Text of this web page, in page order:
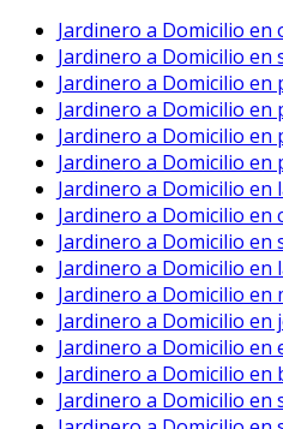
Jardinero a Domicilio en
Jardinero a Domicilio en
Jardinero a Domicilio en
Jardinero a Domicilio en
Jardinero a Domicilio en
Jardinero a Domicilio en
Jardinero a Domicilio en
Jardinero a Domicilio en
Jardinero a Domicilio en
Jardinero a Domicilio en
Jardinero a Domicilio en
Jardinero a Domicilio en
Jardinero a Domicilio en
Jardinero a Domicilio
Jardinero a Domicilio en